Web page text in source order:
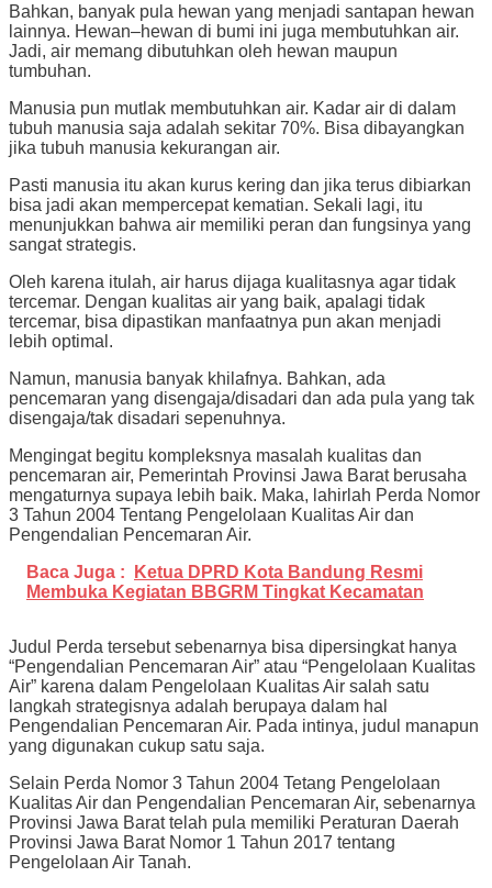
Bahkan, banyak pula hewan yang menjadi santapan hewan
lainnya. Hewan–hewan di bumi ini juga membutuhkan air.
Jadi, air memang dibutuhkan oleh hewan maupun
tumbuhan.
Manusia pun mutlak membutuhkan air. Kadar air di dalam
tubuh manusia saja adalah sekitar 70%. Bisa dibayangkan
jika tubuh manusia kekurangan air.
Pasti manusia itu akan kurus kering dan jika terus dibiarkan
bisa jadi akan mempercepat kematian. Sekali lagi, itu
menunjukkan bahwa air memiliki peran dan fungsinya yang
sangat strategis.
Oleh karena itulah, air harus dijaga kualitasnya agar tidak
tercemar. Dengan kualitas air yang baik, apalagi tidak
tercemar, bisa dipastikan manfaatnya pun akan menjadi
lebih optimal.
Namun, manusia banyak khilafnya. Bahkan, ada
pencemaran yang disengaja/disadari dan ada pula yang tak
disengaja/tak disadari sepenuhnya.
Mengingat begitu kompleksnya masalah kualitas dan
pencemaran air, Pemerintah Provinsi Jawa Barat berusaha
mengaturnya supaya lebih baik. Maka, lahirlah Perda Nomor
3 Tahun 2004 Tentang Pengelolaan Kualitas Air dan
Pengendalian Pencemaran Air.
Baca Juga :
Ketua DPRD Kota Bandung Resmi
Membuka Kegiatan BBGRM Tingkat Kecamatan
Judul Perda tersebut sebenarnya bisa dipersingkat hanya
“Pengendalian Pencemaran Air” atau “Pengelolaan Kualitas
Air” karena dalam Pengelolaan Kualitas Air salah satu
langkah strategisnya adalah berupaya dalam hal
Pengendalian Pencemaran Air. Pada intinya, judul manapun
yang digunakan cukup satu saja.
Selain Perda Nomor 3 Tahun 2004 Tetang Pengelolaan
Kualitas Air dan Pengendalian Pencemaran Air, sebenarnya
Provinsi Jawa Barat telah pula memiliki Peraturan Daerah
Provinsi Jawa Barat Nomor 1 Tahun 2017 tentang
Pengelolaan Air Tanah.